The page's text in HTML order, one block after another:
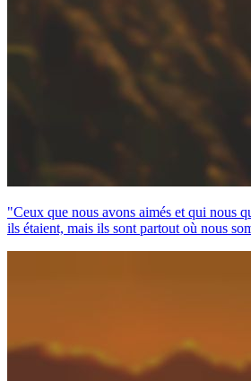
"Ceux que nous avons aimés et qui nous
ils étaient, mais ils sont partout où nous